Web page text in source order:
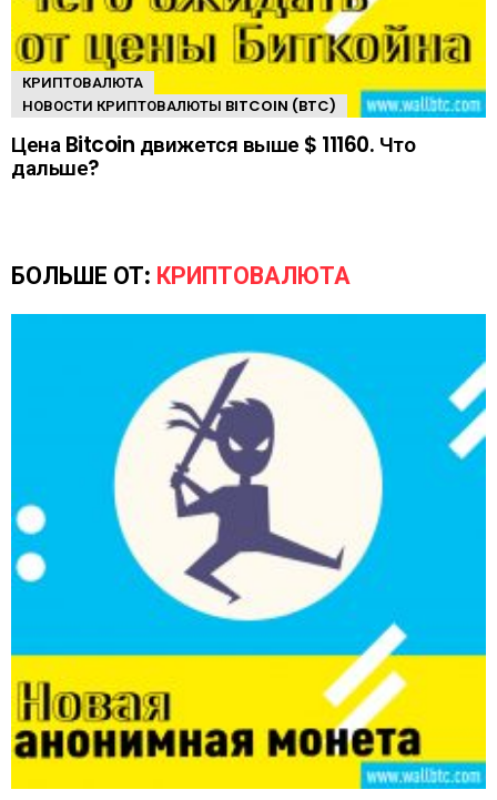
КРИПТОВАЛЮТА
НОВОСТИ КРИПТОВАЛЮТЫ BITCOIN (BTC)
Цена Bitcoin движется выше $ 11160. Что
дальше?
БОЛЬШЕ ОТ: КРИПТОВАЛЮТА